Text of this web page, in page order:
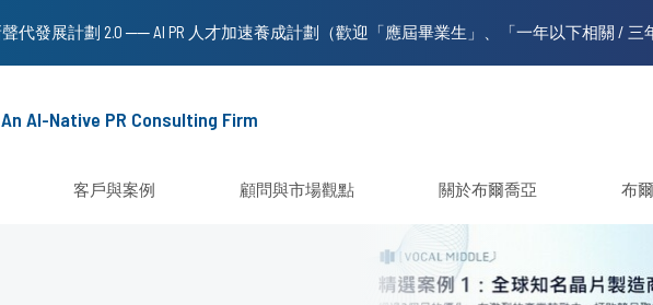
An AI-Native PR Consulting Firm
客戶與案例 顧問與市場觀點 關於布爾喬亞 布